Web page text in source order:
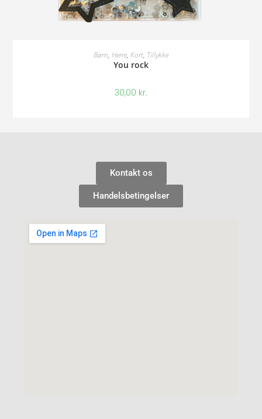
Børn, Herre, Kort, Tillykke
You rock
30,00 kr.
Kontakt os
Handelsbetingelser